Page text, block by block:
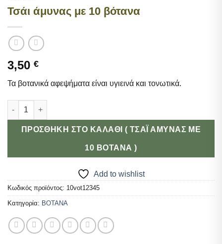
Τσάι άμυνας με 10 βότανα
3,50 €
Τα βοτανικά αφεψήματα είναι υγιεινά και τονωτικά.
Τσάι άμυνας με 10 βότανα ποσότητα
ΠΡΟΣΘΉΚΗ ΣΤΟ ΚΑΛΆΘΙ ( ΤΣΆΙ ΆΜΥΝΑΣ ΜΕ
10 ΒΌΤΑΝΑ )
Add to wishlist
Κωδικός προϊόντος: 10vot12345
Κατηγορία: ΒΟΤΑΝΑ